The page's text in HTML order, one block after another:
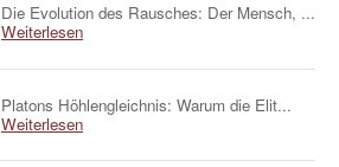
Die Evolution des Rausches: Der Mensch, ...
Weiterlesen
Platons Höhlengleichnis: Warum die Elit...
Weiterlesen